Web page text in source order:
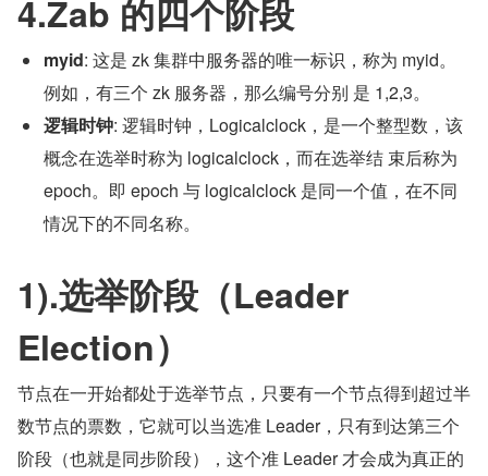
4.Zab 的四个阶段
myid: 这是 zk 集群中服务器的唯一标识，称为 myid。
例如，有三个 zk 服务器，那么编号分别 是 1,2,3。
逻辑时钟: 逻辑时钟，Logicalclock，是一个整型数，该
概念在选举时称为 logicalclock，而在选举结 束后称为
epoch。即 epoch 与 logicalclock 是同一个值，在不同
情况下的不同名称。
1).选举阶段（Leader
Election）
节点在一开始都处于选举节点，只要有一个节点得到超过半
数节点的票数，它就可以当选准 Leader，只有到达第三个
阶段（也就是同步阶段），这个准 Leader 才会成为真正的